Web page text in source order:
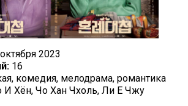
2023
16
комедия, мелодрама, романтика
И Хён, Чо Хан Чхоль, Ли Е Чжу